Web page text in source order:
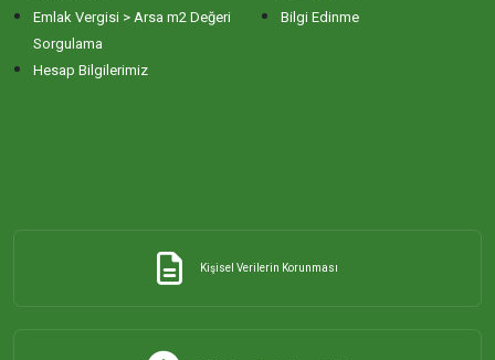
ERİKLİ MAHALLESİ
ESKİZİRAATLİ MAHALLESİ
HACI YUSUF MAHALLESİ
Emlak Vergisi > Arsa m2 Değeri
Sorgulama
Hesap Bilgilerimiz
Bilgi Edinme
Kişisel Verilerin Korunması